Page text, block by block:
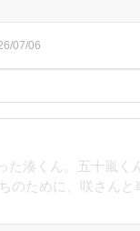
07/06
た湊くん。五十嵐く
のために、咲さん